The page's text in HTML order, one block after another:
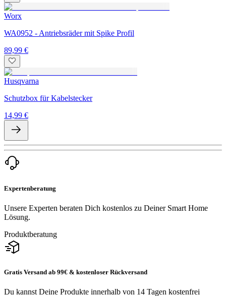
Worx
WA0952 - Antriebsräder mit Spike Profil
89,99 €
Husqvarna
Schutzbox für Kabelstecker
14,99 €
Expertenberatung
Unsere Experten beraten Dich kostenlos zu Deiner Smart Home
Lösung.
Produktberatung
Gratis Versand ab 99€ & kostenloser Rückversand
Du kannst Deine Produkte innerhalb von 14 Tagen kostenfrei